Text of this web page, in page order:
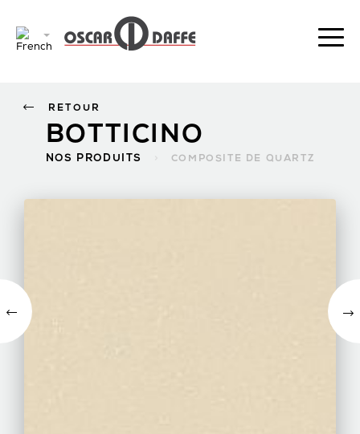
BOTTICINO
NOS PRODUITS COMPOSITE DE QUARTZ
RETOUR